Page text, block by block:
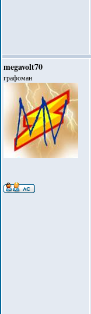
megavolt70
графоман